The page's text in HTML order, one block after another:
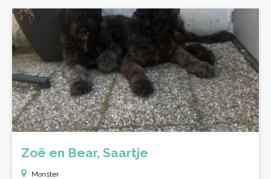
Zoë en Bear, Saartje
Monster